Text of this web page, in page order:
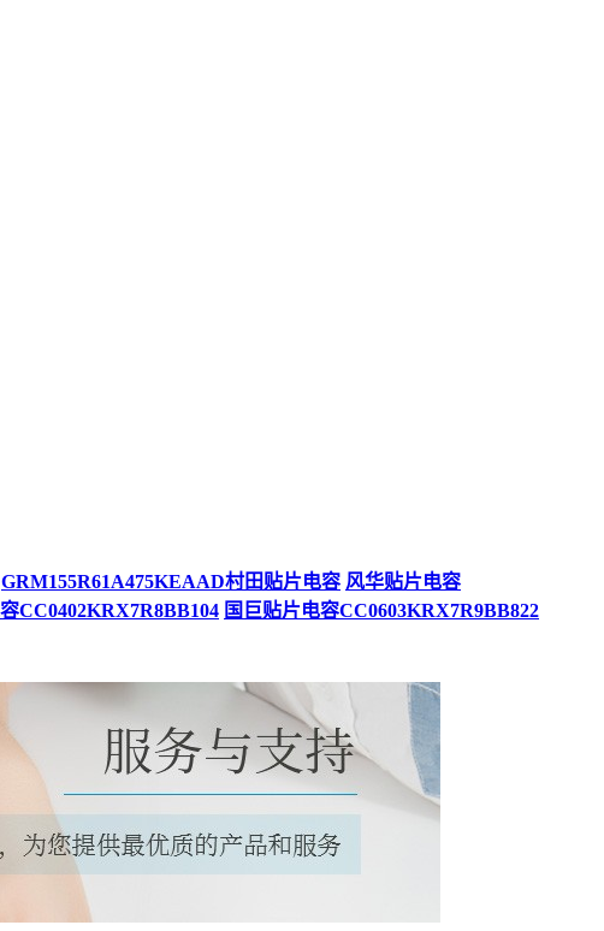
GRM155R61A475KEAAD村田贴片电容 风华贴片电容
CC0402KRX7R8BB104 国巨贴片电容CC0603KRX7R9BB822